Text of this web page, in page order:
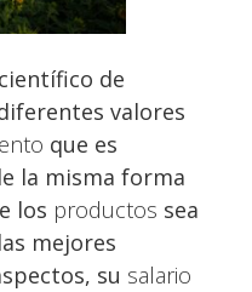
de
valores
que es
la misma forma
los productos sea
mejores
su salario